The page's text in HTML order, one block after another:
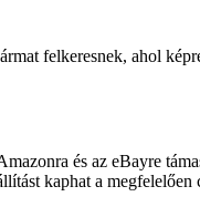
felkeresnek, ahol
és az eBayre
kaphat a megfelelően